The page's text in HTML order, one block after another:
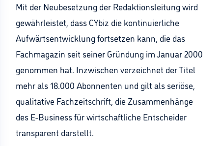
Mit der Neubesetzung der Redaktionsleitung wird
gewährleistet, dass CYbiz die kontinuierliche
Aufwärtsentwicklung fortsetzen kann, die das
Fachmagazin seit seiner Gründung im Januar 2000
genommen hat. Inzwischen verzeichnet der Titel
mehr als 18.000 Abonnenten und gilt als seriöse,
qualitative Fachzeitschrift, die Zusammenhänge
des E-Business für wirtschaftliche Entscheider
transparent darstellt.